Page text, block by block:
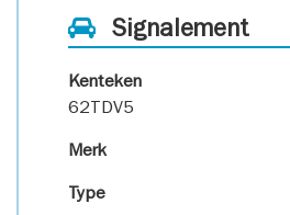
Signalement
Kenteken
62TDV5
Merk
Type